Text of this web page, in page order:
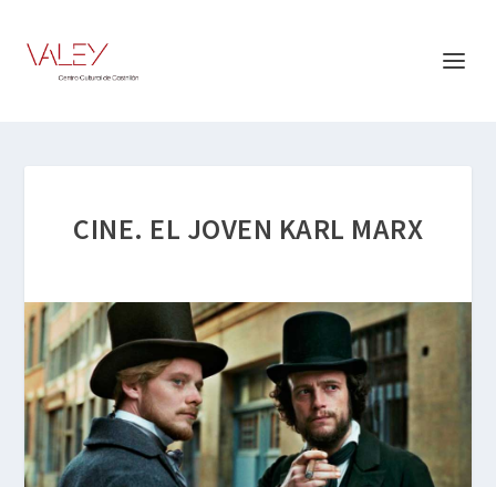
CINE. EL JOVEN KARL MARX